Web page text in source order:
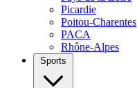
Picardie
Poitou-Charentes
PACA
Rhône-Alpes
Sports